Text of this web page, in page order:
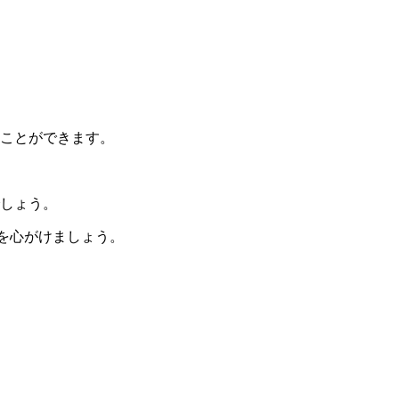
とができます。
ょう。
がけましょう。